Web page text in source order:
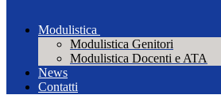
Modulistica
Modulistica Genitori
Modulistica Docenti e ATA
News
Contatti